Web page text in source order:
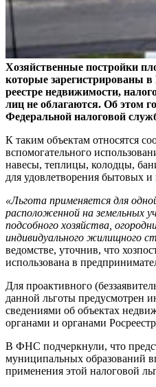
Хозяйственные постройки
которые зарегистрированы
реестре недвижимости,
лиц не облагаются. Об этом
Федеральной налоговой
К таким объектам относятся
вспомогательного
навесы, теплицы, колодцы,
для удовлетворения бытовых
«Льгота применяется для
расположенной на земельных
подсобного хозяйства,
индивидуального жилищного
ведомстве, уточнив, что
использована в
Для проактивного
данной льготы предусмотрен
сведениями об объектах
органами и органами
В ФНС подчеркнули, что
муниципальных образований
применения этой налоговой